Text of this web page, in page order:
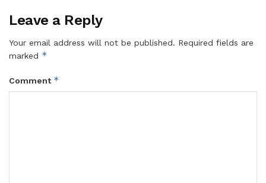
Leave a Reply
Your email address will not be published. Required fields are
marked *
Comment *